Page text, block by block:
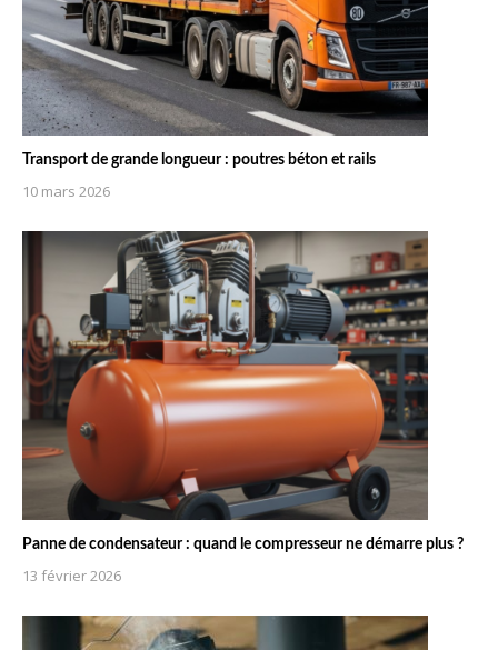
Transport de grande longueur : poutres béton et rails
10 mars 2026
Panne de condensateur : quand le compresseur ne démarre plus ?
13 février 2026